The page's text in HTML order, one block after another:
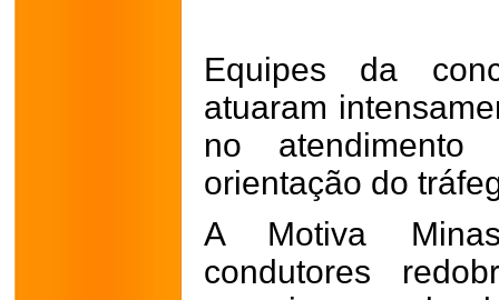
Equipes da
atuaram
no
orientação do
A Motiva
condutores